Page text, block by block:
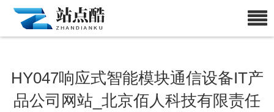
HY047响应式智能模块通信设备IT产
品公司网站_北京佰人科技有限责任